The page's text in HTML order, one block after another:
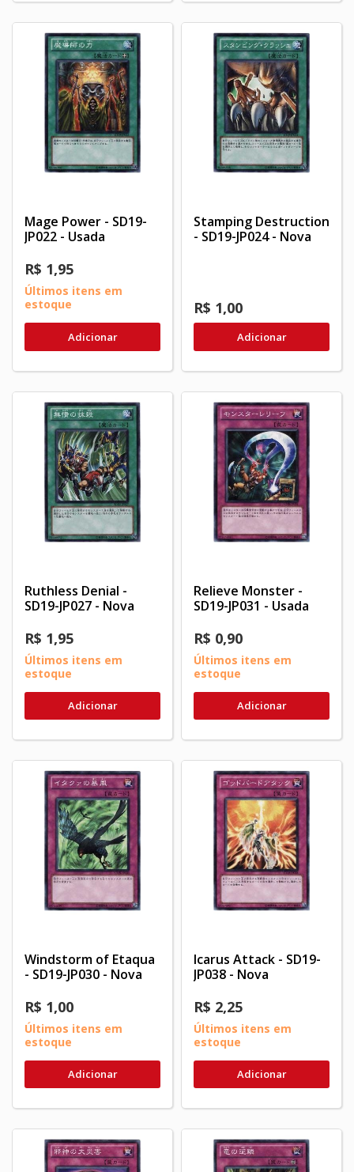
Mage Power - SD19-
JP022 - Usada
R$ 1,95
Últimos itens em
estoque
Adicionar
Stamping Destruction
- SD19-JP024 - Nova
R$ 1,00
Adicionar
Ruthless Denial -
SD19-JP027 - Nova
R$ 1,95
Últimos itens em
estoque
Adicionar
Relieve Monster -
SD19-JP031 - Usada
R$ 0,90
Últimos itens em
estoque
Adicionar
Windstorm of Etaqua
- SD19-JP030 - Nova
R$ 1,00
Últimos itens em
estoque
Adicionar
Icarus Attack - SD19-
JP038 - Nova
R$ 2,25
Últimos itens em
estoque
Adicionar